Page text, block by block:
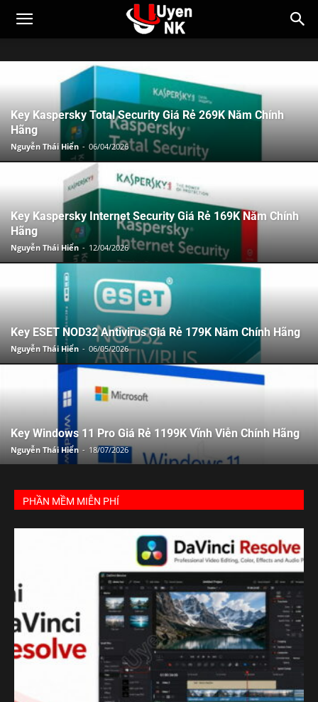
Key Kaspersky Total Security Giá Rẻ 269K Năm Chính
Hãng
Nguyễn Thái Hiển - 06/04/2026
Key Kaspersky Internet Security Giá Rẻ 169K Năm Chính
Hãng
Nguyễn Thái Hiển - 12/04/2026
Key ESET NOD32 Antivirus Giá Rẻ 179K Năm Chính Hãng
Nguyễn Thái Hiển - 06/05/2026
Key Windows 11 Pro Giá Rẻ 1199K Vĩnh Viễn Chính Hãng
Nguyễn Thái Hiển - 18/07/2026
PHẦN MỀM MIỄN PHÍ